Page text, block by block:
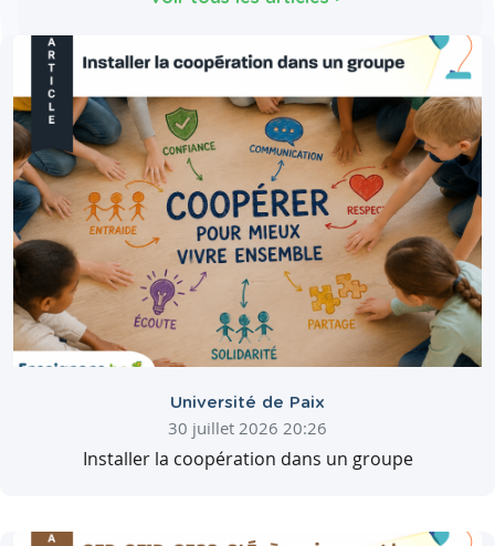
Université de Paix
30 juillet 2026 20:26
Installer la coopération dans un groupe